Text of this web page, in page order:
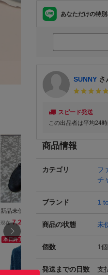
新品未使用 エディフィス
希少 シューズ ブラック
トリコロール フラッグシ
ョップ 正規品 41
現在 7,290
本日終了
TYPY (チ
ィピー) ス
きれいめ
1,990
あなただけの特
SUNNY さ
スピード発送
この出品者は平均24
商品情報
カテゴリ フ
チ
ブランド 1
商品の状態 未
個数 1個
発送までの日数 支